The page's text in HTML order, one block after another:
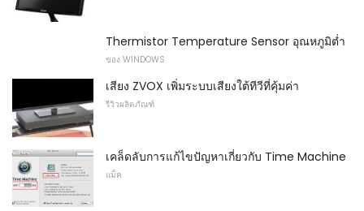
Thermistor Temperature Sensor อุณหภูมิต่ำ
ของ WINDOWS
เสียง ZVOX เพิ่มระบบเสียงใต้ทีวีที่คุ้มค่า
รีวิวผลิตภัณฑ์
เคล็ดลับการแก้ไขปัญหาเกี่ยวกับ Time Machine
แม็ค